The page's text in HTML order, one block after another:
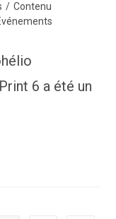
/ Contenu
6 a été un